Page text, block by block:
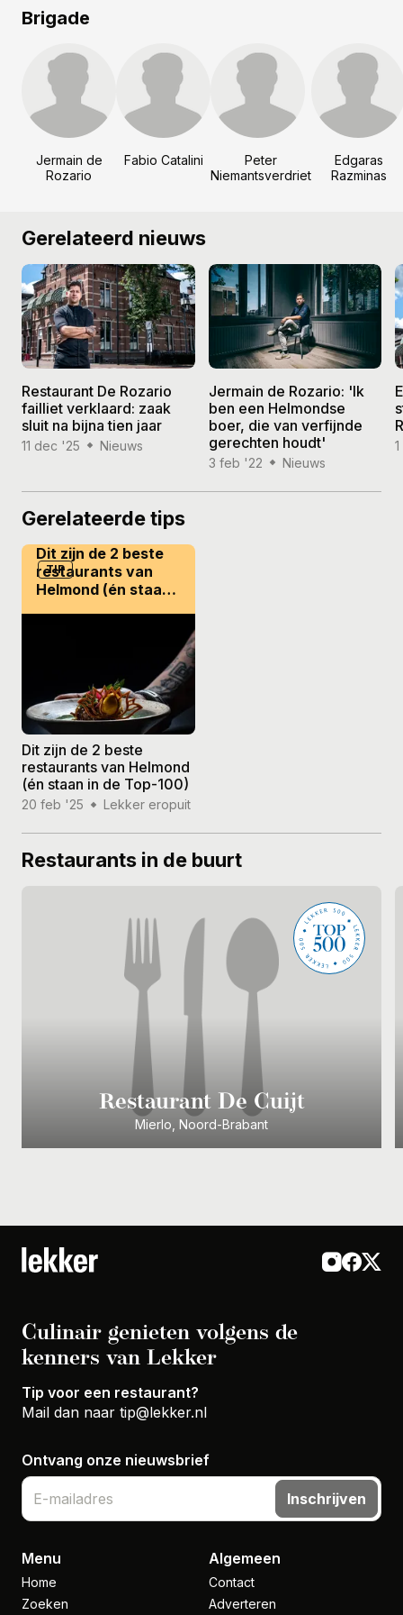
Brigade
Jermain de
Rozario
Fabio Catalini
Peter
Niemantsverdriet
Edgaras
Razminas
Gerelateerd nieuws
Restaurant De Rozario
failliet verklaard: zaak
sluit na bijna tien jaar
11 dec '25 Nieuws
Jermain de Rozario: 'Ik
ben een Helmondse
boer, die van verfijnde
gerechten houdt'
3 feb '22 Nieuws
Gerelateerde tips
TIP
Dit zijn de 2 beste
restaurants van
Helmond (én staan
Dit zijn de 2 beste
restaurants van Helmond
(én staan in de Top-100)
20 feb '25 Lekker eropuit
Restaurants in de buurt
Restaurant De Cuijt
Mierlo, Noord-Brabant
Culinair genieten volgens de
kenners van Lekker
Tip voor een restaurant?
Mail dan naar tip@lekker.nl
Ontvang onze nieuwsbrief
Inschrijven
Menu
Home
Zoeken
Algemeen
Contact
Adverteren